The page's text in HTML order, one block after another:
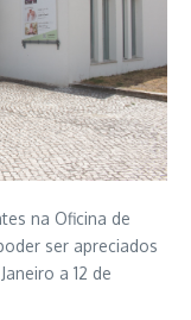
na Oficina de
ser apreciados
a 12 de